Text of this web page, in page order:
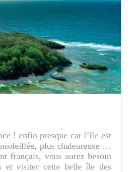
! enfin presque car l’île est
plus chaleureuse …
français, vous aurez besoin
et visiter cette belle île des